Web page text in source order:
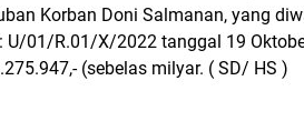
Korban Doni Salmanan, yang
U/01/R.01/X/2022 tanggal 19
(sebelas milyar. ( SD/ HS )